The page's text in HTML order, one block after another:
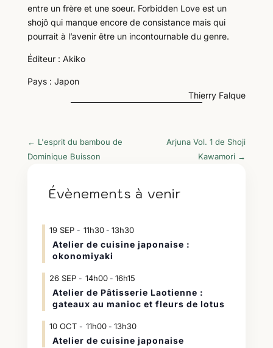
entre un frère et une soeur. Forbidden Love est un
shojô qui manque encore de consistance mais qui
pourrait à l’avenir être un incontournable du genre.
Éditeur : Akiko
Pays : Japon
Thierry Falque
← L'esprit du bambou de
Dominique Buisson
Arjuna Vol. 1 de Shoji
Kawamori →
Évènements à venir
19 SEP 11h30- 13h30
Atelier de cuisine japonaise :
okonomiyaki
26 SEP 14h00- 16h15
Atelier de Pâtisserie Laotienne :
gateaux au manioc et fleurs de lotus
10 OCT 11h00- 13h30
Atelier de cuisine japonaise